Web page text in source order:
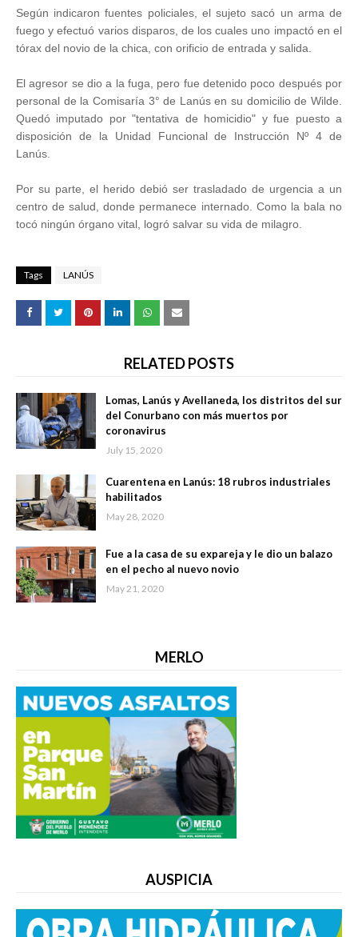
Según indicaron fuentes policiales, el sujeto sacó un arma de
fuego y efectuó varios disparos, de los cuales uno impactó en el
tórax del novio de la chica, con orificio de entrada y salida.
El agresor se dio a la fuga, pero fue detenido poco después por
personal de la Comisaría 3° de Lanús en su domicilio de Wilde.
Quedó imputado por "tentativa de homicidio" y fue puesto a
disposición de la Unidad Funcional de Instrucción Nº 4 de
Lanús.
Por su parte, el herido debió ser trasladado de urgencia a un
centro de salud, donde permanece internado. Como la bala no
tocó ningún órgano vital, logró salvar su vida de milagro.
Tags LANÚS
RELATED POSTS
Lomas, Lanús y Avellaneda, los distritos del sur
del Conurbano con más muertos por
coronavirus
July 15, 2020
Cuarentena en Lanús: 18 rubros industriales
habilitados
May 28, 2020
Fue a la casa de su expareja y le dio un balazo
en el pecho al nuevo novio
May 21, 2020
MERLO
AUSPICIA